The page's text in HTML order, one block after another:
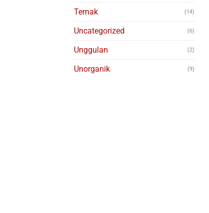
Ternak (14)
Uncategorized (6)
Unggulan (2)
Unorganik (9)